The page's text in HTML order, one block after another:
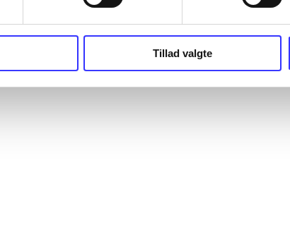
Tillad valgte